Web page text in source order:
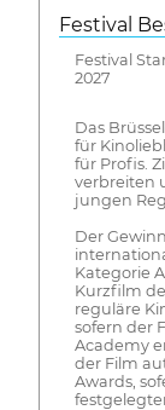
Festival
Festival
2027
Das
für
für Profis.
verbreiten
jungen
Der
Kategorie
Kurzfilm
reguläre
sofern der
Academy
der Film
Awards,